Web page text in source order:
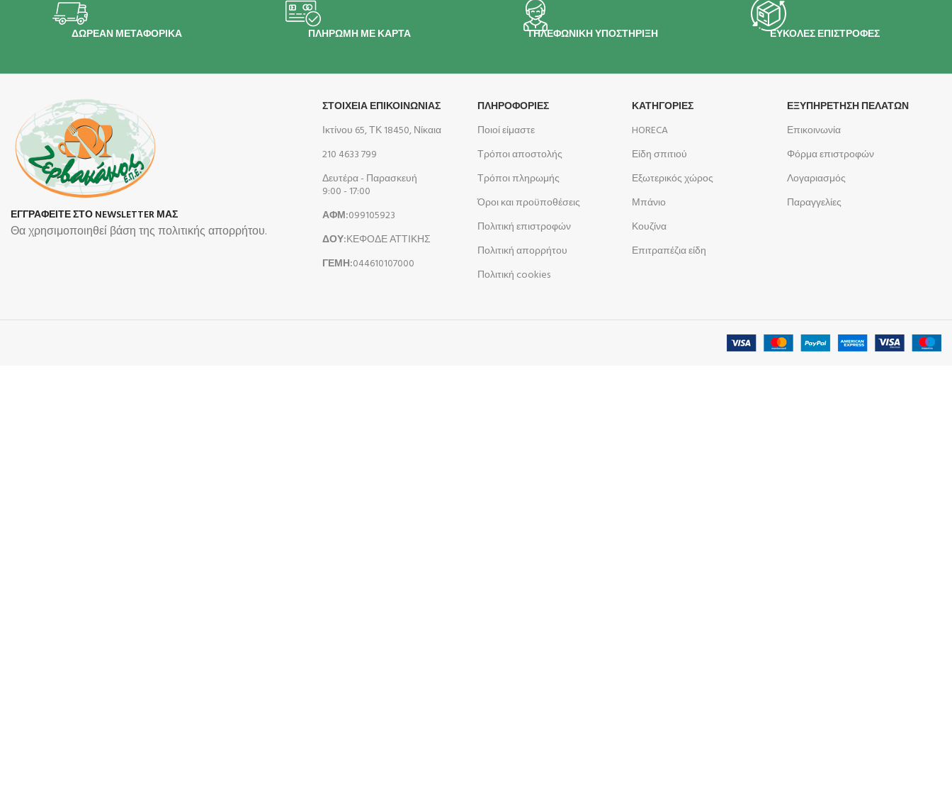
ΔΩΡΕΑΝ ΜΕΤΑΦΟΡΙΚΑ ΠΛΗΡΩΜΗ ΜΕ ΚΑΡΤΑ ΤΗΛΕΦΩΝΙΚΗ ΥΠΟΣΤΗΡΙΞΗ ΕΥΚΟΛΕΣ ΕΠΙΣΤΡΟΦΕΣ
ΕΓΓΡΑΦΕΙΤΕ ΣΤΟ NEWSLETTER ΜΑΣ
Θα χρησιμοποιηθεί βάση της πολιτικής απορρήτου.
ΣΤΟΙΧΕΙΑ ΕΠΙΚΟΙΝΩΝΙΑΣ
Ικτίνου 65, ΤΚ 18450, Νίκαια
210 4633 799
Δευτέρα - Παρασκευή
9:00 - 17:00
ΑΦΜ:099105923
ΔΟΥ:ΚΕΦΟΔΕ ΑΤΤΙΚΗΣ
ΓΕΜΗ:044610107000
ΠΛΗΡΟΦΟΡΊΕΣ
Ποιοί είμαστε
Τρόποι αποστολής
Τρόποι πληρωμής
Όροι και προϋποθέσεις
Πολιτική επιστροφών
Πολιτική απορρήτου
Πολιτική cookies
ΚΑΤΗΓΟΡΙΕΣ
HORECA
Είδη σπιτιού
Εξωτερικός χώρος
Μπάνιο
Κουζίνα
Επιτραπέζια είδη
ΕΞΥΠΗΡΕΤΗΣΗ ΠΕΛΑΤΩΝ
Επικοινωνία
Φόρμα επιστροφών
Λογαριασμός
Παραγγελίες